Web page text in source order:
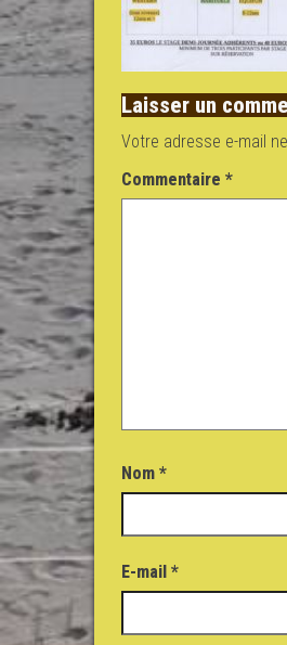
Laisser un
Votre adresse e-mail
Commentaire *
Nom *
E-mail *